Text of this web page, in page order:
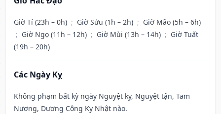
Giờ Tí (23h – 0h) ; Giờ Sửu (1h – 2h) ; Giờ Mão (5h – 6h)
; Giờ Ngọ (11h – 12h) ; Giờ Mùi (13h – 14h) ; Giờ Tuất
(19h – 20h)
Các Ngày Kỵ
Không phạm bất kỳ ngày Nguyệt kỵ, Nguyệt tận, Tam
Nương, Dương Công Kỵ Nhật nào.